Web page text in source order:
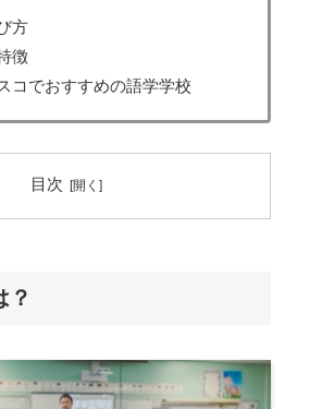
方
徴
コでおすすめの語学学校
目次
？